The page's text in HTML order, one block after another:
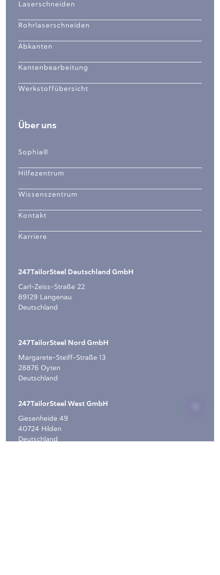
Laserschneiden
Rohrlaserschneiden
Abkanten
Kantenbearbeitung
Werkstoffübersicht
Über uns
Sophia®
Hilfezentrum
Wissenszentrum
Kontakt
Karriere
247TailorSteel Deutschland GmbH
Carl-Zeiss-Straße 22
89129 Langenau
Deutschland
247TailorSteel Nord GmbH
Margarete-Steiff-Straße 13
28876 Oyten
Deutschland
247TailorSteel West GmbH
Giesenheide 49
40724 Hilden
Deutschland